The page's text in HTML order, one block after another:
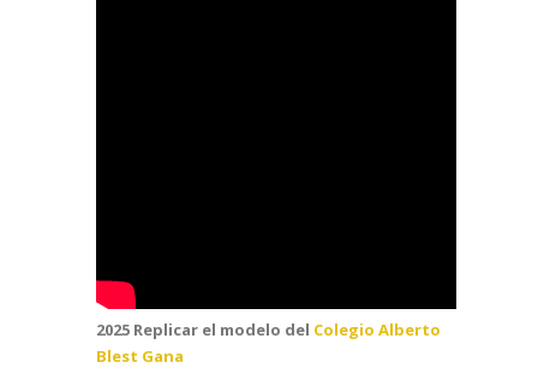
2025 Replicar el modelo del Colegio Alberto
Blest Gana